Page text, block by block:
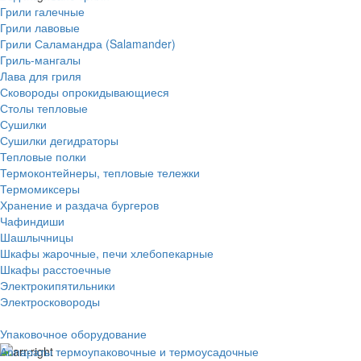
Грили галечные
Грили лавовые
Грили Саламандра (Salamander)
Гриль-мангалы
Лава для гриля
Сковороды опрокидывающиеся
Столы тепловые
Сушилки
Сушилки дегидраторы
Тепловые полки
Термоконтейнеры, тепловые тележки
Термомиксеры
Хранение и раздача бургеров
Чафиндиши
Шашлычницы
Шкафы жарочные, печи хлебопекарные
Шкафы расстоечные
Электрокипятильники
Электросковороды
Упаковочное оборудование
Аппараты термоупаковочные и термоусадочные